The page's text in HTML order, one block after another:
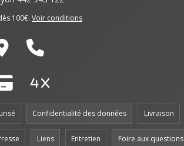
100€. Voir conditions
Confidentialité des données Livraison
Liens Entretien Foire aux questions